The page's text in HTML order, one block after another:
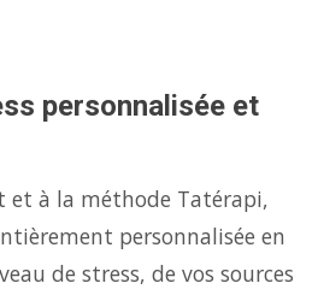
personnalisée et
et à la méthode Tatérapi,
personnalisée en
de stress, de vos sources